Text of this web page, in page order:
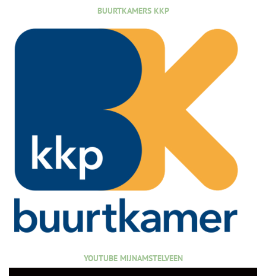
BUURTKAMERS KKP
YOUTUBE MIJNAMSTELVEEN